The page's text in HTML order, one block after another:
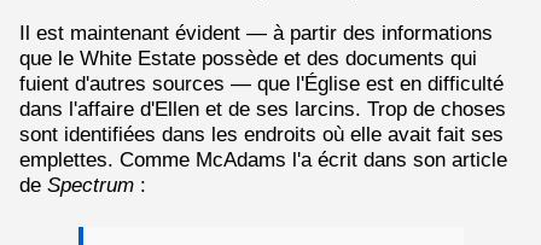
Il est maintenant évident — à partir des informations
que le White Estate possède et des documents qui
fuient d'autres sources — que l'Église est en difficulté
dans l'affaire d'Ellen et de ses larcins. Trop de choses
sont identifiées dans les endroits où elle avait fait ses
emplettes. Comme McAdams l'a écrit dans son article
de Spectrum :